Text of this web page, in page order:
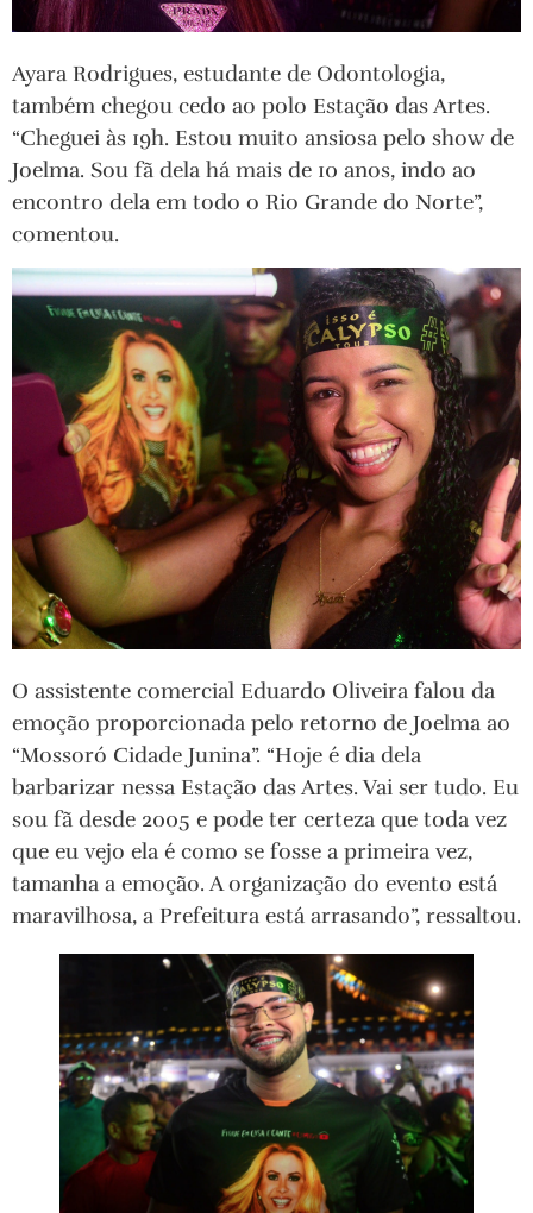
Ayara Rodrigues, estudante de Odontologia,
também chegou cedo ao polo Estação das Artes.
“Cheguei às 19h. Estou muito ansiosa pelo show de
Joelma. Sou fã dela há mais de 10 anos, indo ao
encontro dela em todo o Rio Grande do Norte”,
comentou.
O assistente comercial Eduardo Oliveira falou da
emoção proporcionada pelo retorno de Joelma ao
“Mossoró Cidade Junina”. “Hoje é dia dela
barbarizar nessa Estação das Artes. Vai ser tudo. Eu
sou fã desde 2005 e pode ter certeza que toda vez
que eu vejo ela é como se fosse a primeira vez,
tamanha a emoção. A organização do evento está
maravilhosa, a Prefeitura está arrasando”, ressaltou.